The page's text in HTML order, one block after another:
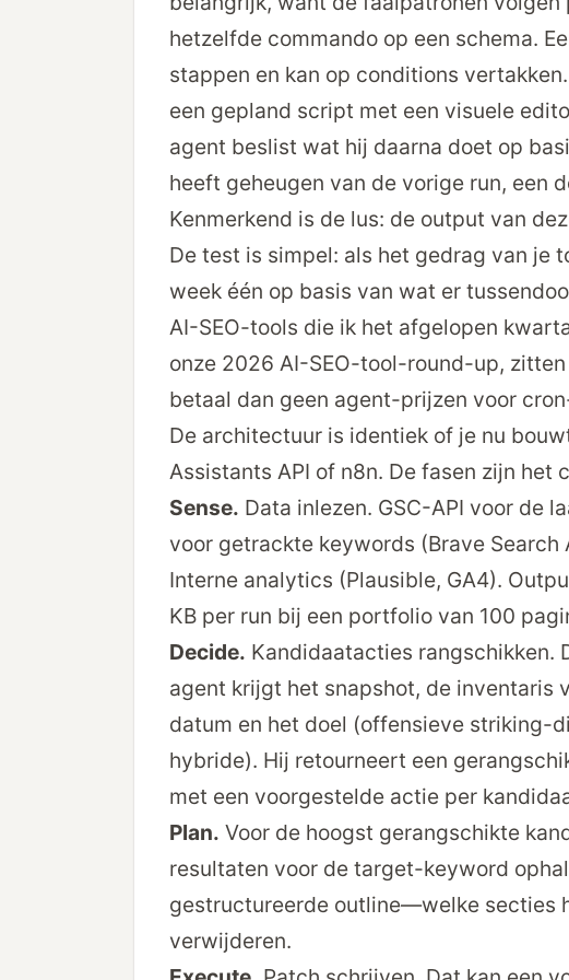
hetzelfde commando op een schema.
stappen en kan op conditions
een gepland script met een visuele
agent beslist wat hij daarna doet op
heeft geheugen van de vorige run, een
Kenmerkend is de lus: de output van
De test is simpel: als het gedrag van je
week één op basis van wat er
AI-SEO-tools die ik het afgelopen
onze 2026 AI-SEO-tool-round-up,
betaal dan geen agent-prijzen voor
De architectuur is identiek of je nu
Assistants API of n8n. De fasen zijn het
Sense. Data inlezen. GSC-API voor de
voor getrackte keywords (Brave Search
Interne analytics (Plausible, GA4).
KB per run bij een portfolio van 100
Decide. Kandidaatacties
agent krijgt het snapshot, de inventaris
datum en het doel (offensieve striking-
hybride). Hij retourneert een
met een voorgestelde actie per
Plan. Voor de hoogst gerangschikte
resultaten voor de target-keyword
gestructureerde outline—welke secties
verwijderen.